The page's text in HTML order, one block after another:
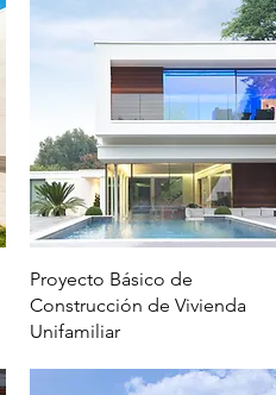
Vista rápida
Proyecto Básico de
Construcción de Vivienda
Unifamiliar